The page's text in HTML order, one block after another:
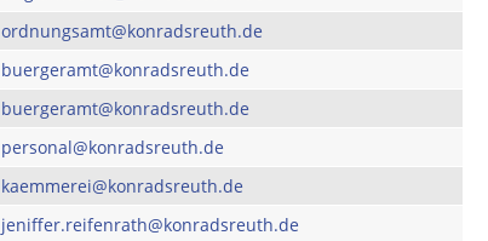
ordnungsamt@konradsreuth.de
buergeramt@konradsreuth.de
buergeramt@konradsreuth.de
personal@konradsreuth.de
kaemmerei@konradsreuth.de
jeniffer.reifenrath@konradsreuth.de